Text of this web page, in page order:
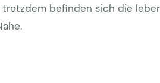
trotzdem befinden sich die